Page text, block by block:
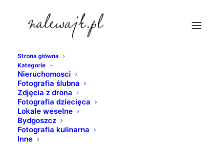
Strona główna
Kategorie
Nieruchomosci
Fotografia ślubna
Zdjęcia z drona
Fotografia dziecięca
Lokale weselne
Bydgoszcz
Fotografia kulinarna
Inne
zdjecia-nieruchomosci-torun
Strona Główna
Sesje fotograficzne mieszkań i apartamentów
zdjecia-nieruchomosci-torun